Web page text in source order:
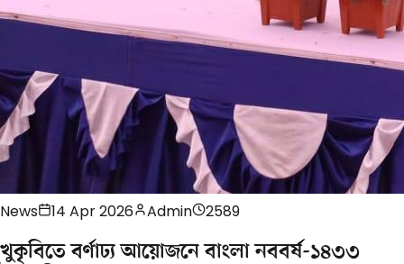
News 14 Apr 2026 Admin 2589
খুকৃবিতে বর্ণাঢ্য আয়োজনে বাংলা নববর্ষ-১৪৩৩